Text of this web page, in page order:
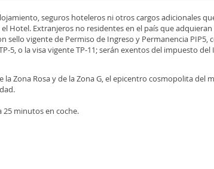
seguros hoteleros ni otros cargos adicionales
Hotel. Extranjeros no residentes en el país que
vigente de Permiso de Ingreso y Permanencia PIP5,
5, o la visa vigente TP-11; serán exentos del impuesto del
la Zona Rosa y de la Zona G, el epicentro cosmopolita del
25 minutos en coche.